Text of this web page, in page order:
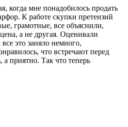
когда мне понадобилось продать
К работе скупки претензий
грамотные, все объяснили,
а не другая. Оценивали
это заняло немного,
что встречают перед
приятно. Так что теперь